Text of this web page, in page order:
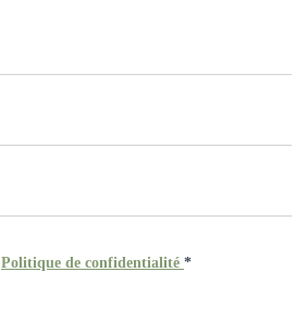
Politique de confidentialité *